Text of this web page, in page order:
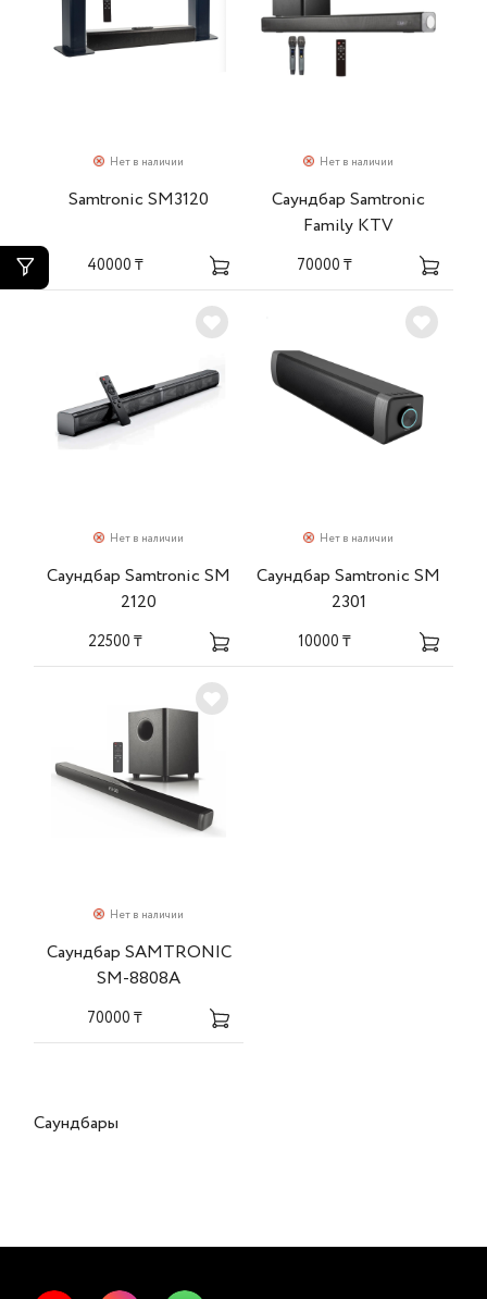
Нет в наличии
Samtronic SM3120
40000 ₸
Нет в наличии
Саундбар Samtronic
Family KTV
70000 ₸
Нет в наличии
Саундбар Samtronic SM
2120
22500 ₸
Нет в наличии
Саундбар Samtronic SM
2301
10000 ₸
Нет в наличии
Саундбар SAMTRONIC
SM-8808A
70000 ₸
Саундбары